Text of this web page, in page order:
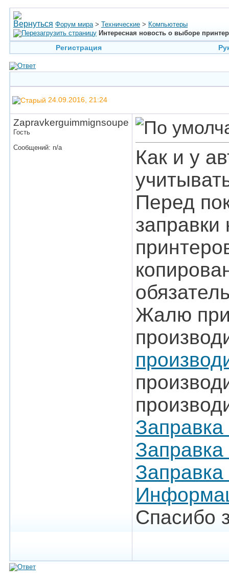
Форум мира > Технические > Компьютеры
Интересная новость о выборе
Регистрация
24.09.2016, 21:24
Zapravkerguimmignsoupe
Гость
Сообщений: n/a
Как и у
Перед
Жалю
Спасибо